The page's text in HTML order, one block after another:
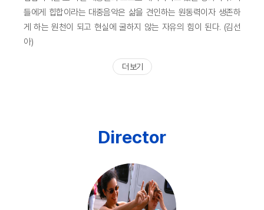
들에게 힙합이라는 대중음악은 삶을 견인하는 원동력이자 생존하
게 하는 원천이 되고 현실에 굴하지 않는 자유의 힘이 된다. (김선
아)
더 보기
Director